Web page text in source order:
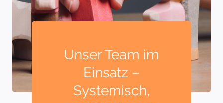
Unser Team im
Einsatz –
Systemisch,